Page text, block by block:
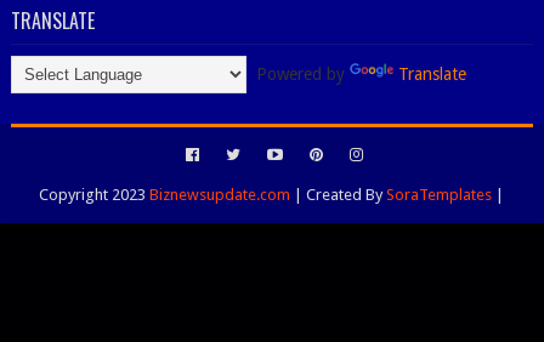
TRANSLATE
Powered by Translate
Copyright 2023Biznewsupdate.com | Created BySoraTemplates